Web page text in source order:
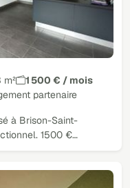
m²
1 500 € / mois
partenaire
à Brison-Saint-
1500 €…